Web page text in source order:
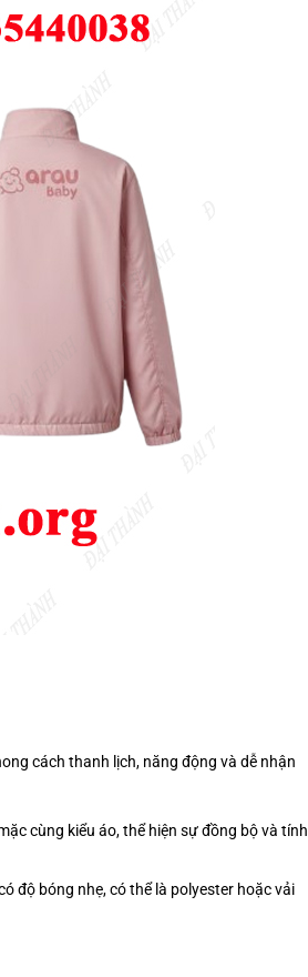
cách thanh lịch, năng động và dễ nhận
cùng kiểu áo, thể hiện sự đồng bộ và tính
độ bóng nhẹ, có thể là polyester hoặc vải